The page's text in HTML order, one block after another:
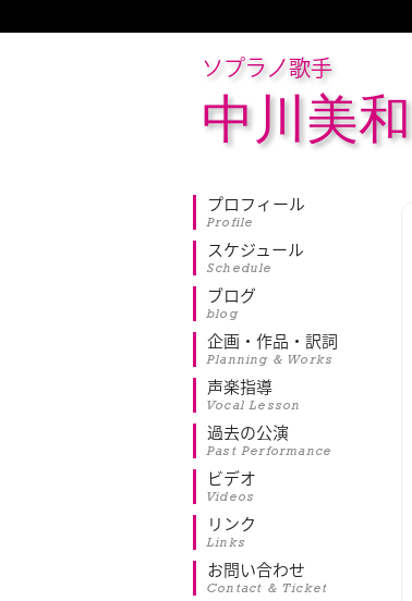
ソプラノ歌手
中川美和
プロフィール
Profile
スケジュール
Schedule
ブログ
blog
企画・作品・訳詞
Planning & Works
声楽指導
Vocal Lesson
過去の公演
Past Performance
ビデオ
Videos
リンク
Links
お問い合わせ
Contact & Ticket